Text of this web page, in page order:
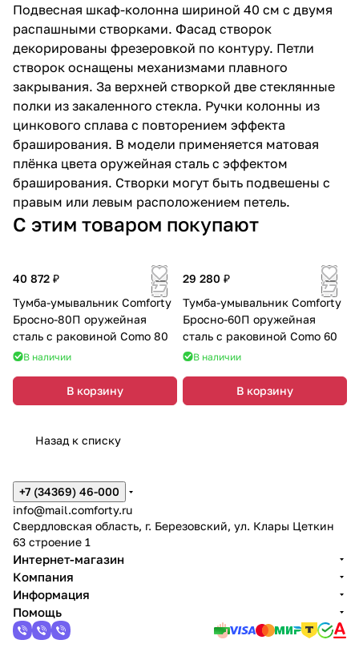
Подвесная шкаф-колонна шириной 40 см с двумя
распашными створками. Фасад створок
декорированы фрезеровкой по контуру. Петли
створок оснащены механизмами плавного
закрывания. За верхней створкой две стеклянные
полки из закаленного стекла. Ручки колонны из
цинкового сплава с повторением эффекта
браширования. В модели применяется матовая
плёнка цвета оружейная сталь с эффектом
браширования. Створки могут быть подвешены с
правым или левым расположением петель.
С этим товаром покупают
40 872 ₽
Тумба-умывальник Comforty
Бросно-80П оружейная
сталь с раковиной Como 80
В наличии
В корзину
29 280 ₽
Тумба-умывальник Comforty
Бросно-60П оружейная
сталь с раковиной Como 60
В наличии
В корзину
Назад к списку
+7 (34369) 46-000
info@mail.comforty.ru
Свердловская область, г. Березовский, ул. Клары Цеткин
63 строение 1
Интернет-магазин
Компания
Информация
Помощь